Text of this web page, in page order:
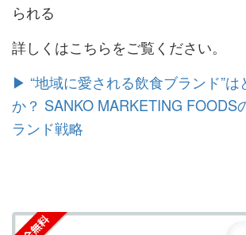
られる
詳しくはこちらをご覧ください。
▶ “地域に愛される飲食ブランド”は
か？ SANKO MARKETING FOODS
ランド戦略